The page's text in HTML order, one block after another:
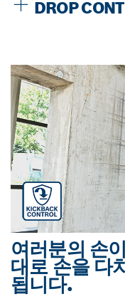
DROP
여러분의 손
대로 손을 다
됩니다.